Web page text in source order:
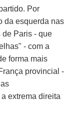
Por
da esquerda nas
de Paris - que
- com a
forma mais
provincial -
extrema direita